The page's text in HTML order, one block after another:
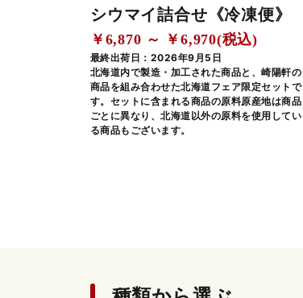
シウマイ詰合せ《冷凍便》
￥6,870 ～ ￥6,970(税込)
最終出荷日：2026年9月5日
北海道内で製造・加工された商品と、崎陽軒の
商品を組み合わせた北海道フェア限定セットで
す。セットに含まれる商品の原料原産地は商品
ごとに異なり、北海道以外の原料を使用してい
る商品もございます。